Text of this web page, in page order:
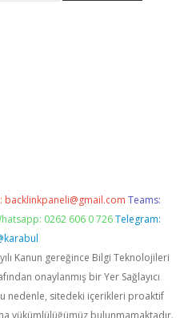
backlinkpaneli@gmail.com Teams:
0262 606 0 726 Telegram:
Kanun gereğince Bilgi Teknolojileri
onaylanmış bir Yer Sağlayıcı
nedenle, sitedeki içerikleri proaktif
yükümlülüğümüz bulunmamaktadır.